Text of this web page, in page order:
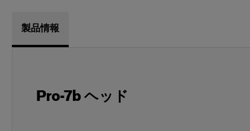
製品情報
Pro-7b ヘッド